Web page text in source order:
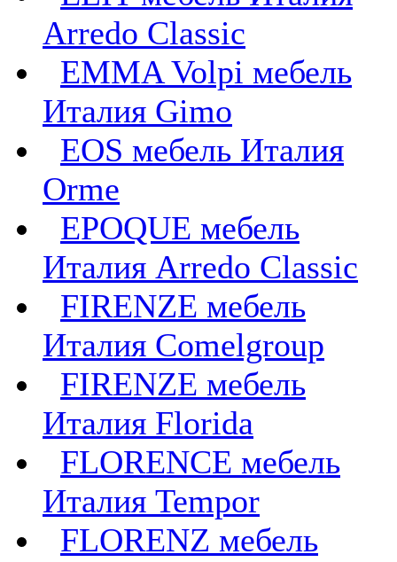
Arredo Classic
EMMA Volpi мебель
Италия Gimo
EOS мебель Италия
Orme
EPOQUE мебель
Италия Arredo Classic
FIRENZE мебель
Италия Comelgroup
FIRENZE мебель
Италия Florida
FLORENCE мебель
Италия Tempor
FLORENZ мебель